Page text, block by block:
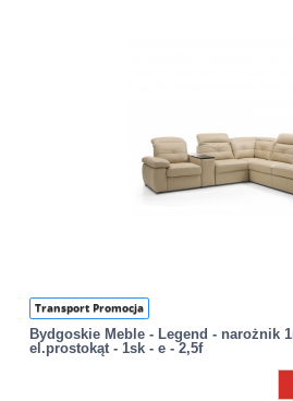
Transport Promocja
Bydgoskie Meble - Legend - narożnik
el.prostokąt - 1sk - e - 2,5f